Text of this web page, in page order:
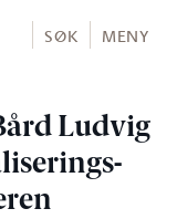
SØK MENY
Ludvig